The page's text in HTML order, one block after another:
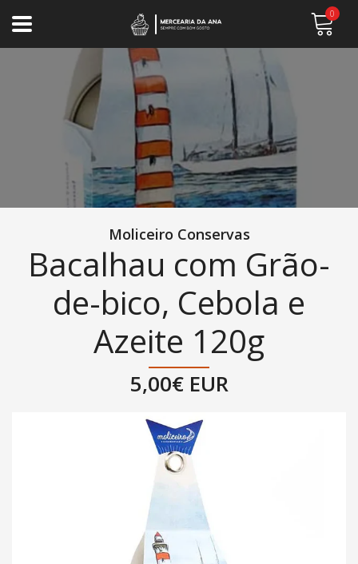
0
Moliceiro Conservas
Bacalhau com Grão-
de-bico, Cebola e
Azeite 120g
5,00€ EUR